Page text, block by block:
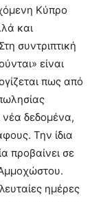
Κύπρο
και
συντριπτική
είναι
πως από
νέα δεδομένα,
Την ίδια
προβαίνει σε
Αμμοχώστου.
ημέρες